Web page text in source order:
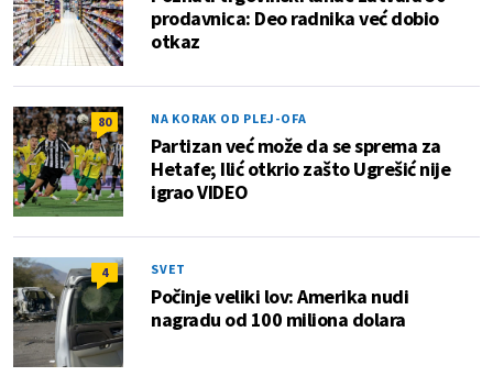
prodavnica: Deo radnika već dobio
otkaz
80 NA KORAK OD PLEJ-OFA
Partizan već može da se sprema za
Hetafe; Ilić otkrio zašto Ugrešić nije
igrao VIDEO
4 SVET
Počinje veliki lov: Amerika nudi
nagradu od 100 miliona dolara